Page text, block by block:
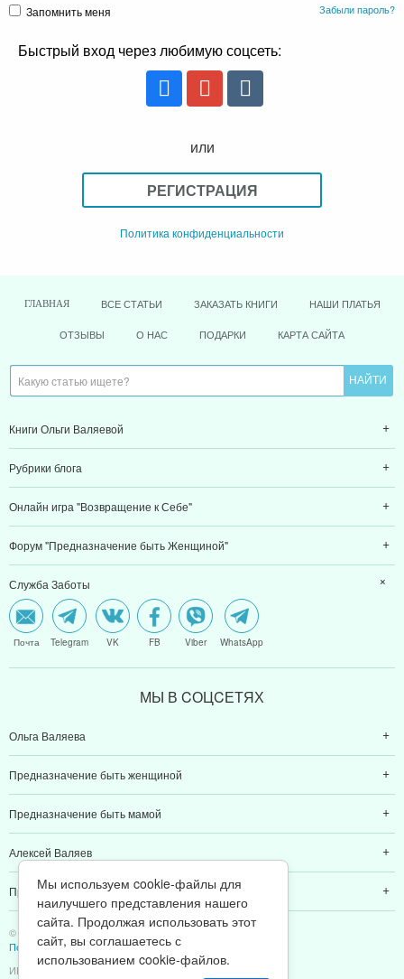
Запомнить меня Забыли пароль?
Быстрый вход через любимую соцсеть:
или
РЕГИСТРАЦИЯ
Политика конфиденциальности
ГЛАВНАЯ ВСЕ СТАТЬИ ЗАКАЗАТЬ КНИГИ НАШИ ПЛАТЬЯ
ОТЗЫВЫ О НАС ПОДАРКИ КАРТА САЙТА
Книги Ольги Валяевой
Рубрики блога
Онлайн игра "Возвращение к Себе"
Форум "Предназначение быть Женщиной"
Служба Заботы
Почта Telegram VK FB Viber WhatsApp
МЫ В CОЦCЕТЯХ
Ольга Валяева
Предназначение быть женщиной
Предназначение быть мамой
Алексей Валяев
Предназначение быть папой
© 2011-2026 Предназначение быть Женщиной
Политика конфиденциальности
ИП Валяев А. В. | ИНН 380111808709
Мы используем cookie-файлы для
наилучшего представления нашего
сайта. Продолжая использовать этот
сайт, вы соглашаетесь с
использованием cookie-файлов.